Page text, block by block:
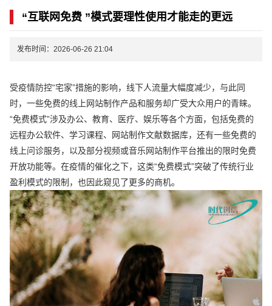
“互联网免费 ”模式要理性使用才能走的更远
发布时间：2026-06-26 21:04
受疫情防控“宅家”措施的影响，线下人流量大幅度减少，与此同
时，一些免费的线上网站制作产品和服务却广受大众用户的青睐。
“免费模式”涉及办公、教育、医疗、娱乐等各个方面，包括免费的
远程办公软件、学习课程、网站制作文献数据库，还有一些免费的
线上问诊服务，以及部分视频或音乐网站制作平台推出的限时免费
开放功能等。在疫情的催化之下，这类“免费模式”突破了传统行业
盈利模式的限制，也因此窥见了更多的商机。